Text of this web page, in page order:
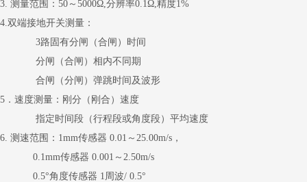
3. 测量范围：50～5000Ω,分辨率0.1Ω,精度1%
4.双端接地开关测量：
3路固有分闸（合闸）时间
分闸（合闸）相内不同期
合闸（分闸）弹跳时间及波形
5．速度测量：刚分（刚合）速度
指定时间段（行程段或角度段）平均速度
6. 测速范围：1mm传感器 0.01～25.00m/s，
0.1mm传感器 0.001～2.50m/s
0.5°角度传感器 1周波/ 0.5°